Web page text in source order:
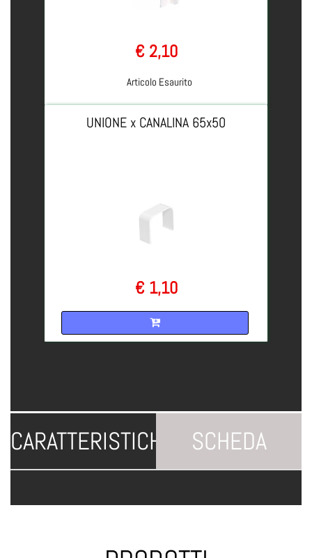
€ 2,10
Articolo Esaurito
UNIONE x CANALINA 65x50
€ 1,10
CARATTERISTICHE
SCHEDA
TECNICA